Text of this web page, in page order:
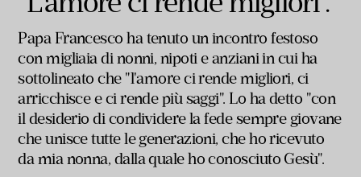
Papa Francesco ha tenuto un incontro festoso
con migliaia di nonni, nipoti e anziani in cui ha
sottolineato che "l'amore ci rende migliori, ci
arricchisce e ci rende più saggi". Lo ha detto "con
il desiderio di condividere la fede sempre giovane
che unisce tutte le generazioni, che ho ricevuto
da mia nonna, dalla quale ho conosciuto Gesù".